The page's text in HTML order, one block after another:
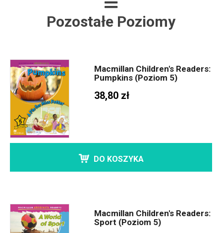
Pozostałe Poziomy
Macmillan Children's Readers:
Pumpkins (Poziom 5)
38,80 zł
DO KOSZYKA
Macmillan Children's Readers:
Sport (Poziom 5)